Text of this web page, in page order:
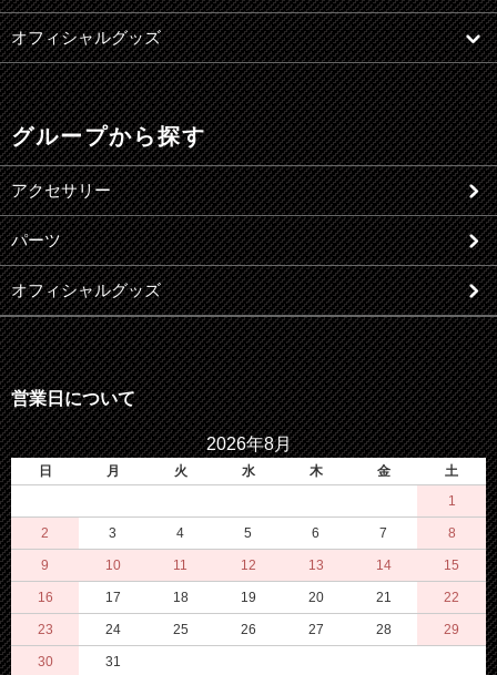
オフィシャルグッズ
グループから探す
アクセサリー
パーツ
オフィシャルグッズ
営業日について
2026年8月
日 月 火 水 木 金
土
1
2 3 4 5 6 7 8
9 10 11 12 13 14 15
16 17 18 19 20 21 22
23 24 25 26 27 28 29
30 31